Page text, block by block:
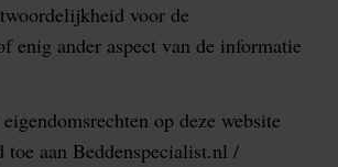
voor de
enig ander aspect van de informatie
op deze website
toe aan Beddenspecialist.nl /